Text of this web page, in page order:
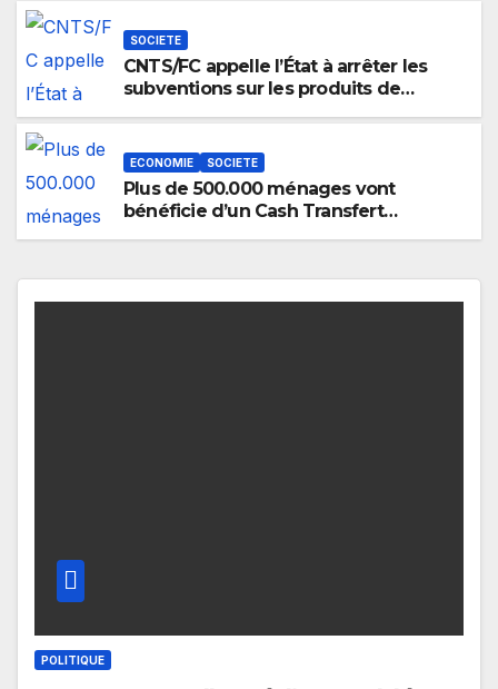
SOCIETE
CNTS/FC appelle l’État à arrêter les
subventions sur les produits de
ECONOMIE SOCIETE
Plus de 500.000 ménages vont
bénéficie d’un Cash Transfert
POLITIQUE